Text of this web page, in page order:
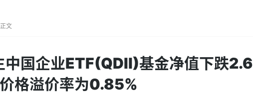
文
中国企业ETF(QDII)基金净值下跌2.6
格溢价率为0.85%